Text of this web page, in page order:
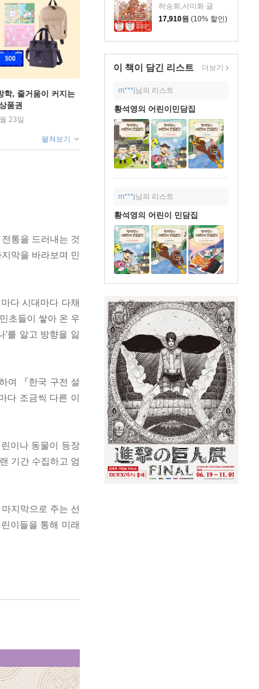
허승희,서미화 글
17,910원 (10% 할인)
이 책이 담긴 리스트 더보기
m***j님의 리스트
황석영의 어린이민담집
m***j님의 리스트
황석영의 어린이 민담집
학, 줄거움이 커지는
품권
23일
펼쳐보기
통을 드러내는 것
막을 바라보며 민
다 시대마다 다채
초들이 쌓아 온 우
를 알고 방향을 잃
여 『한국 구전 설
다 조금씩 다른 이
이나 동물이 등장
기간 수집하고 엄
지막으로 주는 선
이들을 통해 미래